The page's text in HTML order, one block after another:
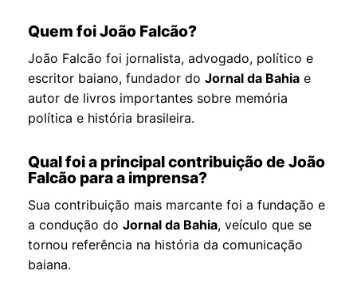
Quem foi João Falcão?
João Falcão foi jornalista, advogado, político e
escritor baiano, fundador doJornal da Bahia e
autor de livros importantes sobre memória
política e história brasileira.
Qual foi a principal contribuição de João
Falcão para a imprensa?
Sua contribuição mais marcante foi a fundação e
a condução doJornal da Bahia, veículo que se
tornou referência na história da comunicação
baiana.